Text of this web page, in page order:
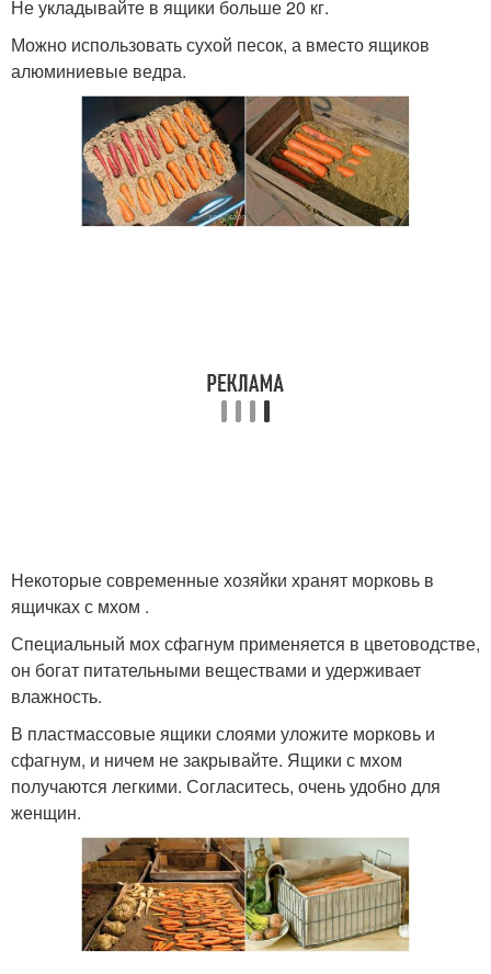
Не укладывайте в ящики больше 20 кг.
Можно использовать сухой песок, а вместо ящиков
алюминиевые ведра.
Некоторые современные хозяйки хранят морковь в
ящичках с мхом .
Специальный мох сфагнум применяется в цветоводстве,
он богат питательными веществами и удерживает
влажность.
В пластмассовые ящики слоями уложите морковь и
сфагнум, и ничем не закрывайте. Ящики с мхом
получаются легкими. Согласитесь, очень удобно для
женщин.